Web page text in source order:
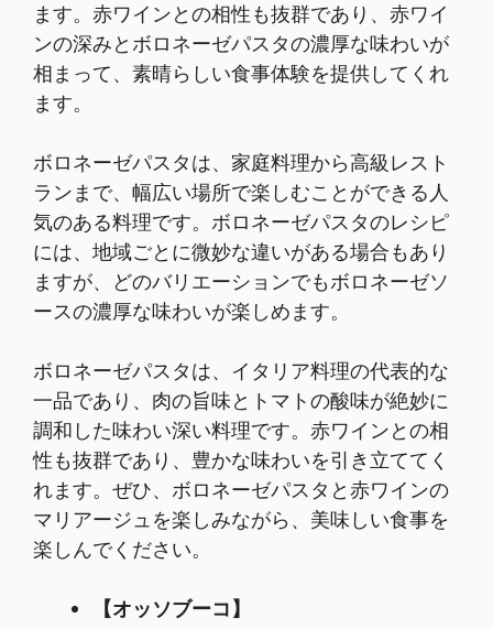
ます。赤ワインとの相性も抜群であり、赤ワイ
ンの深みとボロネーゼパスタの濃厚な味わいが
相まって、素晴らしい食事体験を提供してくれ
ます。
ボロネーゼパスタは、家庭料理から高級レスト
ランまで、幅広い場所で楽しむことができる人
気のある料理です。ボロネーゼパスタのレシピ
には、地域ごとに微妙な違いがある場合もあり
ますが、どのバリエーションでもボロネーゼソ
ースの濃厚な味わいが楽しめます。
ボロネーゼパスタは、イタリア料理の代表的な
一品であり、肉の旨味とトマトの酸味が絶妙に
調和した味わい深い料理です。赤ワインとの相
性も抜群であり、豊かな味わいを引き立ててく
れます。ぜひ、ボロネーゼパスタと赤ワインの
マリアージュを楽しみながら、美味しい食事を
楽しんでください。
【オッソブーコ】